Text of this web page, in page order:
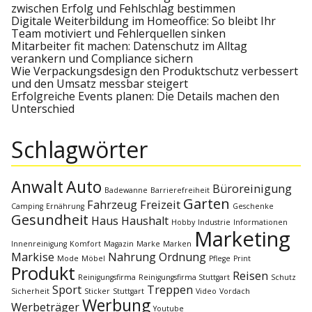
s
n
a
v
i
g
a
t
i
r
:
zwischen Erfolg und Fehlschlag bestimmen
Digitale Weiterbildung im Homeoffice: So bleibt Ihr
Team motiviert und Fehlerquellen sinken
Mitarbeiter fit machen: Datenschutz im Alltag
verankern und Compliance sichern
Wie Verpackungsdesign den Produktschutz verbessert
und den Umsatz messbar steigert
Erfolgreiche Events planen: Die Details machen den
Unterschied
Schlagwörter
AnwaltAuto Badewanne Barrierefreiheit Büroreinigung
Camping Ernährung Fahrzeug Freizeit Garten Geschenke
Gesundheit Haus Haushalt Hobby Industrie Informationen
Innenreinigung Komfort Magazin Marke Marken Marketing
Markise Mode Möbel NahrungOrdnung Pflege Print
Produkt Reinigungsfirma Reinigungsfirma Stuttgart Reisen Schutz
Sicherheit Sport Sticker Stuttgart Treppen Video Vordach
WerbeträgerWerbung Youtube